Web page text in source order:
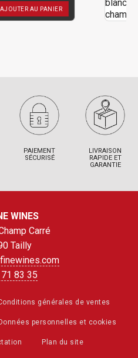
PAIEMENT
SÉCURISÉ
LIVRAISON
RAPIDE ET
GARANTIE
WINES
Carré
Tailly
83 35
générales de ventes
Données personnelles et cookies
Plan du site